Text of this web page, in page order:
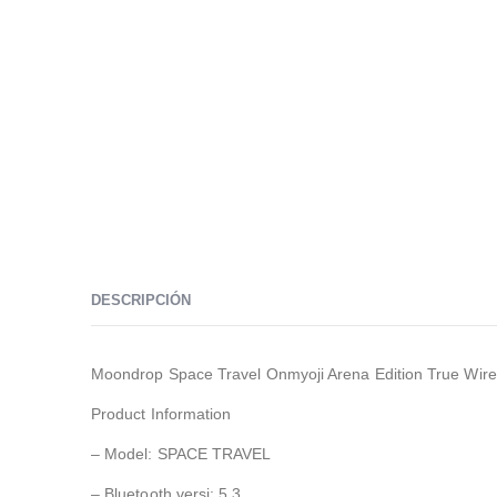
DESCRIPCIÓN
Moondrop Space Travel Onmyoji Arena Edition True
Product Information
– Model: SPACE TRAVEL